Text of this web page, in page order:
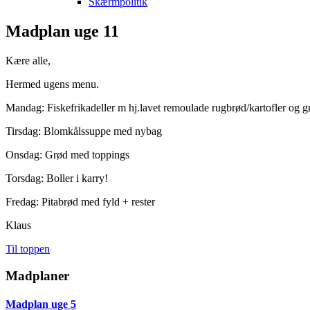
Madplan uge 11
Kære alle,
Hermed ugens menu.
Mandag: Fiskefrikadeller m hj.lavet remoulade rugbrød/kartofler og
Tirsdag: Blomkålssuppe med nybag
Onsdag: Grød med toppings
Torsdag: Boller i karry!
Fredag: Pitabrød med fyld + rester
Klaus
Til toppen
Madplaner
Madplan uge 5